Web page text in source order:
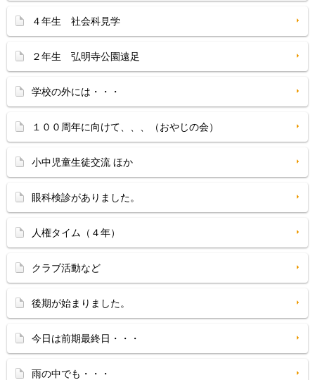
４年生 社会科見学
２年生 弘明寺公園遠足
学校の外には・・・
１００周年に向けて、、、（おやじの会）
小中児童生徒交流 ほか
眼科検診がありました。
人権タイム（４年）
クラブ活動など
後期が始まりました。
今日は前期最終日・・・
雨の中でも・・・